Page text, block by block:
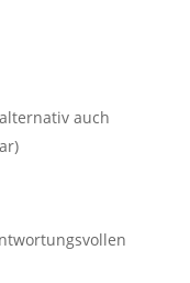
auch